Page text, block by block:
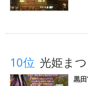
10位 光姫ま
黒